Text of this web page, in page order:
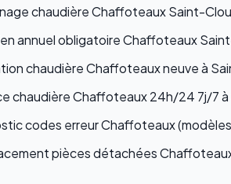
chaudière Chaffoteaux Saint-
annuel obligatoire Chaffoteaux
chaudière Chaffoteaux neuve à
chaudière Chaffoteaux 24h/24 7j/7
codes erreur Chaffoteaux
pièces détachées